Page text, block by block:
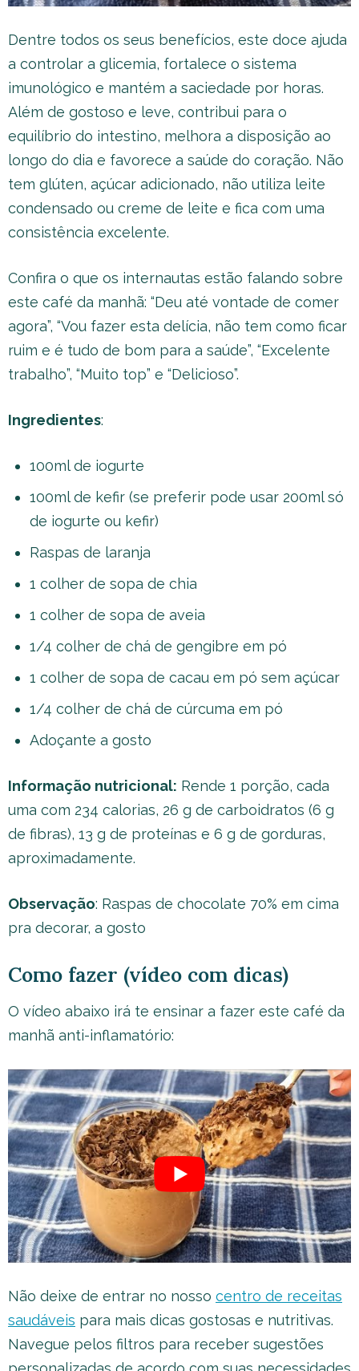
Dentre todos os seus benefícios, este doce ajuda
a controlar a glicemia, fortalece o sistema
imunológico e mantém a saciedade por horas.
Além de gostoso e leve, contribui para o
equilíbrio do intestino, melhora a disposição ao
longo do dia e favorece a saúde do coração. Não
tem glúten, açúcar adicionado, não utiliza leite
condensado ou creme de leite e fica com uma
consistência excelente.
Confira o que os internautas estão falando sobre
este café da manhã: “Deu até vontade de comer
agora”, “Vou fazer esta delícia, não tem como ficar
ruim e é tudo de bom para a saúde”, “Excelente
trabalho”, “Muito top” e “Delicioso”.
Ingredientes:
100ml de iogurte
100ml de kefir (se preferir pode usar 200ml só
de iogurte ou kefir)
Raspas de laranja
1 colher de sopa de chia
1 colher de sopa de aveia
1/4 colher de chá de gengibre em pó
1 colher de sopa de cacau em pó sem açúcar
1/4 colher de chá de cúrcuma em pó
Adoçante a gosto
Informação nutricional: Rende 1 porção, cada
uma com 234 calorias, 26 g de carboidratos (6 g
de fibras), 13 g de proteínas e 6 g de gorduras,
aproximadamente.
Observação: Raspas de chocolate 70% em cima
pra decorar, a gosto
Como fazer (vídeo com dicas)
O vídeo abaixo irá te ensinar a fazer este café da
manhã anti-inflamatório:
Não deixe de entrar no nosso centro de receitas
saudáveis para mais dicas gostosas e nutritivas.
Navegue pelos filtros para receber sugestões